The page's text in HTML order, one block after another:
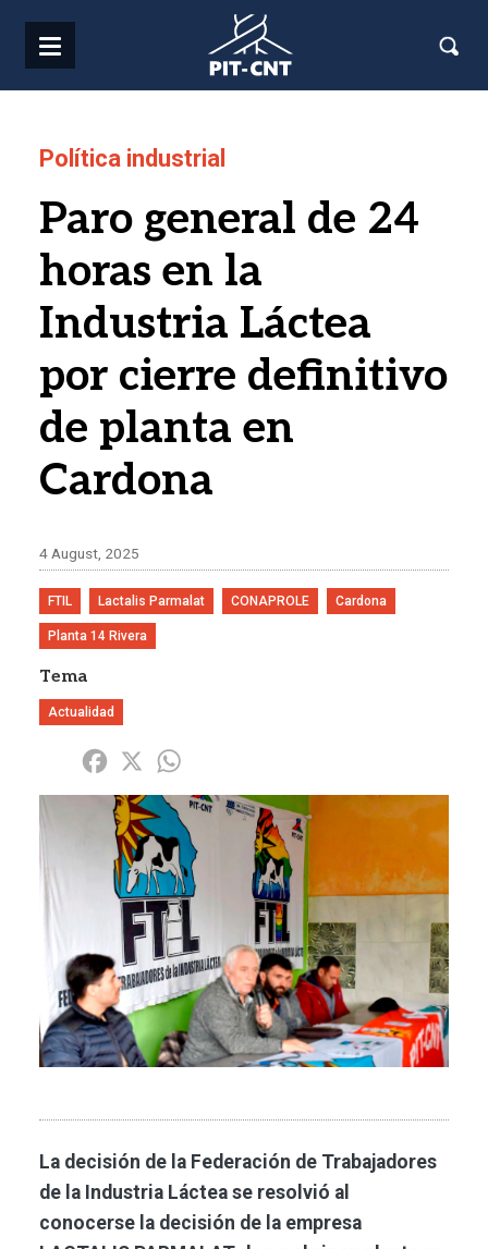
Política industrial
Paro general de 24
horas en la
Industria Láctea
por cierre definitivo
de planta en
Cardona
4 August, 2025
FTIL Lactalis Parmalat CONAPROLE Cardona
Planta 14 Rivera
Tema
Actualidad
Share Facebook
X
Imagen
La decisión de la Federación de Trabajadores
de la Industria Láctea se resolvió al
conocerse la decisión de la empresa